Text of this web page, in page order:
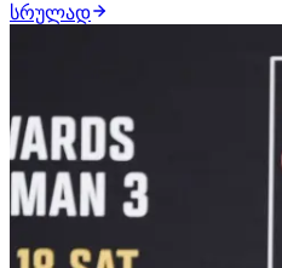
გულშემატკივარს მადლობას
ქამრის დაბრუნებას
ოჯახის წევრებს,
სრულად